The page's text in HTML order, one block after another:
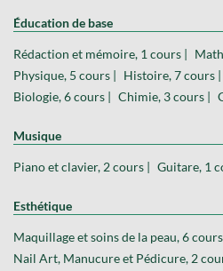
Éducation de base
Rédaction et mémoire, 1 cours |
Physique, 5 cours |
Histoire, 7 cours |
Biologie, 6 cours |
Chimie, 3 cours |
Musique
Piano et clavier, 2 cours | Guitare, 1
Esthétique
Maquillage et soins de la peau, 6 cours |
Nail Art, Manucure et Pédicure, 2